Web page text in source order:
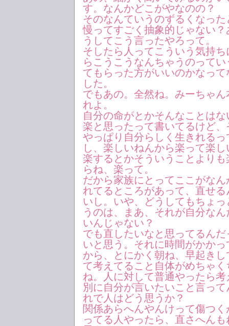
す。なんかどこがやなのの？
そのなんていうのずるくなっ
慢ってすごく抽象的じゃない
うしてこう言ったやろって。
そしたら人ってこういう気持
らこうこうなんちゃうのって
てもらった方がいいのかなっ
した。
でもあの。全然ね。みーちゃ
れよ。
自分の命がとかそんなことは
楽と思ったって書いてるけど
やっぱり自分らしく生きれる
し、楽しいねんから楽って楽
楽するとかそういうことより
らね、楽って。
だから家族にとってここがな
れてるところがあって、直せ
いし。いや、どうしてもちょ
うのは、まあ、それが自分な
いんじゃない？
でも直したいなと思ってるん
いと思う。それに時間がかか
から、とにかく朝ね、早起き
て考えてること自体がめちゃ
ね。人に対して普通やったら
別に自分が言いたいこと言っ
れで人はどう思うか？
関係あらへんやんけって傷つ
ってる人やったら、直さへん